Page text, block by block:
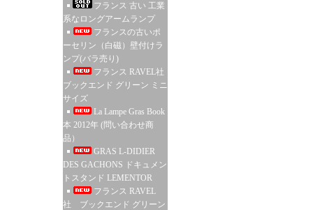
フランス 古い 工業
系なロングアームランプ
フランスの古いポ
ーセリン（白磁）壁付けラ
ンプ(バラ売り)
フランス RAVEL社
ブックエンド グリーン ミニ
サイズ
La Lampe Gras Book
本 2012年 (問い合わせ商
品）
GRAS L-DIDIER
DES GACHONS ドキュメン
トスタンド LEMENTOR
フランス RAVEL
社 ブックエンド グリーン